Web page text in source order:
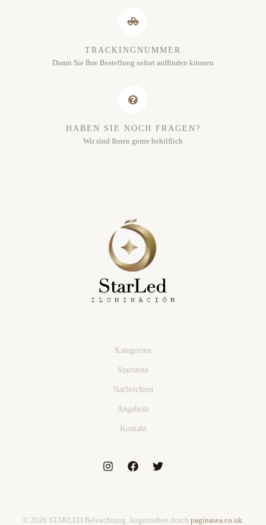
TRACKINGNUMMER
Damit Sie Ihre Bestellung sofort auffinden können
HABEN SIE NOCH FRAGEN?
Wir sind Ihnen gerne behilflich
Kategorien
Startseite
Nachrichten
Angebote
Kontakt
© 2026 STARLED Beleuchtung. Angetrieben durch paginasea.co.uk